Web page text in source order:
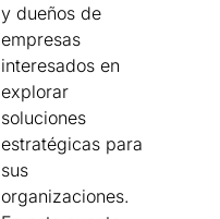
y dueños de
empresas
interesados en
explorar
soluciones
estratégicas para
sus
organizaciones.